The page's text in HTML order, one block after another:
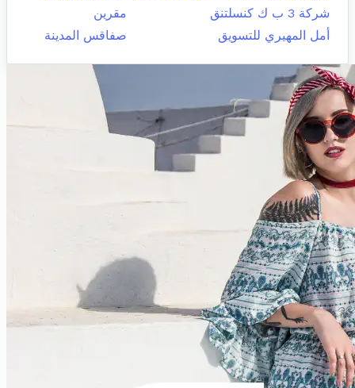
شركة 3 ب ك كنسلتنق
مقرين
أمل المهيري للتسويق
صفاقس المدينة